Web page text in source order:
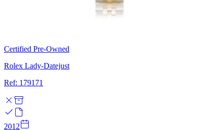
Certified Pre-Owned
Rolex Lady-Datejust
Ref: 179171
2012